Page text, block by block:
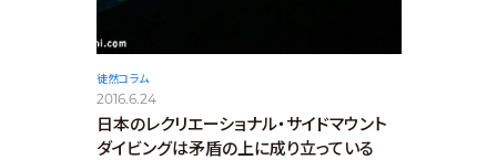
徒然コラム
2016.6.24
日本のレクリエーショナル・サイドマウント
ダイビングは矛盾の上に成り立っている